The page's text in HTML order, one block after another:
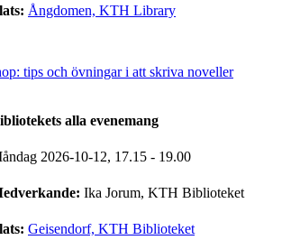
Ångdomen, KTH Library
tips och övningar i att skriva noveller
alla evenemang
2026-10-12, 17.15 - 19.00
Ika Jorum, KTH Biblioteket
Geisendorf, KTH Biblioteket